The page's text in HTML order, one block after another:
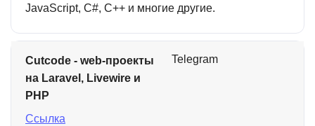
JavaScript, C#, C++ и многие другие.
Cutcode - web-проекты
на Laravel, Livewire и
PHP
Ссылка
Telegram